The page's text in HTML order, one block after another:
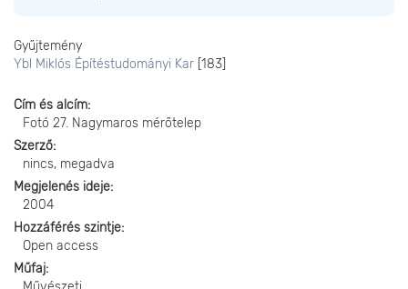
Gyűjtemény
Ybl Miklós Építéstudományi Kar [183]
Cím és alcím
Fotó 27. Nagymaros mérőtelep
Szerző
nincs, megadva
Megjelenés ideje
2004
Hozzáférés szintje
Open access
Műfaj